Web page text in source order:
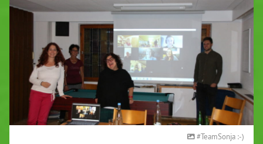
#TeamSonja :-)